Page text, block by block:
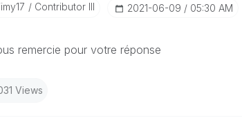
Contributor III ‎2021-06-09 05:30 AM
remercie pour votre réponse
Views